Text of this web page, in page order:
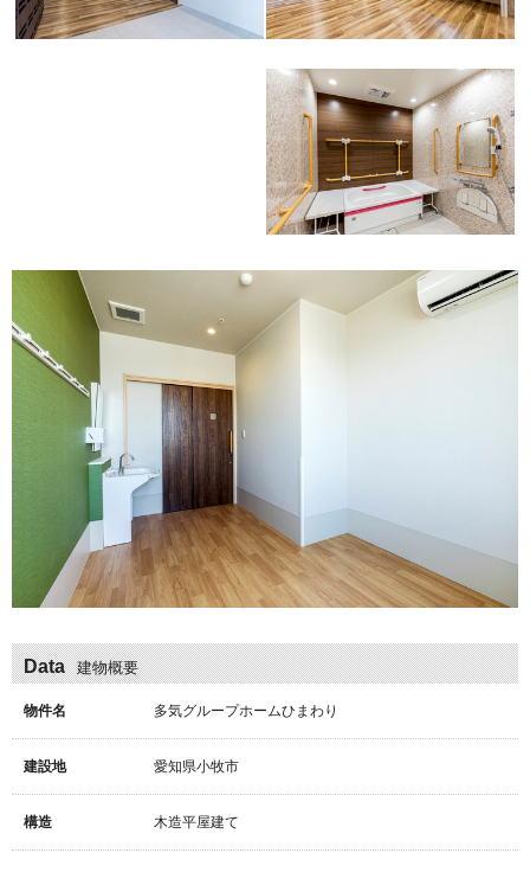
Data 建物概要
物件名 多気グループホームひまわり
建設地 愛知県小牧市
構造 木造平屋建て